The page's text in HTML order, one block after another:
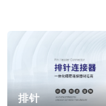
排针